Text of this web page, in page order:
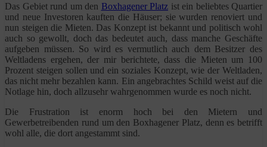
Das Gebiet rund um den Boxhagener Platz ist ein beliebtes Quartier
und neue Investoren kauften die Häuser; sie wurden renoviert und
nun steigen die Mieten. Das Konzept ist bekannt und politisch wohl
auch so gewollt, doch das bedeutet auch, dass manche Geschäfte
aufgeben müssen. So wird es vermutlich auch dem Besitzer des
Weltladens ergehen, der mir berichtete, dass die Mieten um 100
Prozent steigen sollen und ein soziales Konzept, wie der Weltladen,
das nicht mehr bezahlen kann. Ein angebrachtes Schild weist auf die
Notlage hin, doch allzusehr wahrgenommen wurde es noch nicht.
Die Frustration ist enorm hoch bei den Mietern und
Gewerbetreibenden rund um den Boxhagener Platz, denn es betrifft
wohl alle, die dort angestammt sind.